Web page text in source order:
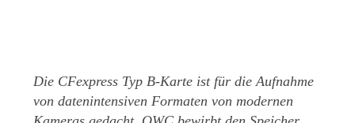
Die CFexpress Typ B-Karte ist für die Aufnahme
von datenintensiven Formaten von modernen